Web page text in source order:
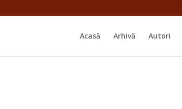
Acasă Arhivă Autori